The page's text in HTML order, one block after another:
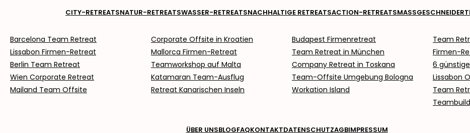
CITY-RETREATSNATUR-RETREATSWASSER-RETREATSNACHHALTIGE RETREATSACTION-RETREATS
Barcelona Team Retreat
Lissabon Firmen-Retreat
Berlin Team Retreat
Wien Corporate Retreat
Mailand Team Offsite
Corporate Offsite in Kroatien
Mallorca Firmen-Retreat
Teamworkshop auf Malta
Katamaran Team-Ausflug
Retreat Kanarischen Inseln
Budapest Firmenretreat
Team Retreat in München
Company Retreat in Toskana
Team-Offsite Umgebung Bologna
Workation Island
Team
Firmen-
6
Lissabon
Team
ÜBER UNSBLOGFAQKONTAKTDATENSCHUTZAGBIMPRESSUM